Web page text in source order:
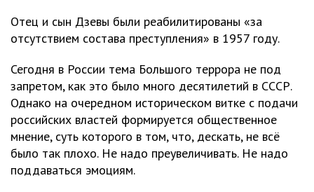
Отец и сын Дзевы были реабилитированы «за
отсутствием состава преступления» в 1957 году.
Сегодня в России тема Большого террора не под
запретом, как это было много десятилетий в СССР.
Однако на очередном историческом витке с подачи
российских властей формируется общественное
мнение, суть которого в том, что, дескать, не всё
было так плохо. Не надо преувеличивать. Не надо
поддаваться эмоциям.